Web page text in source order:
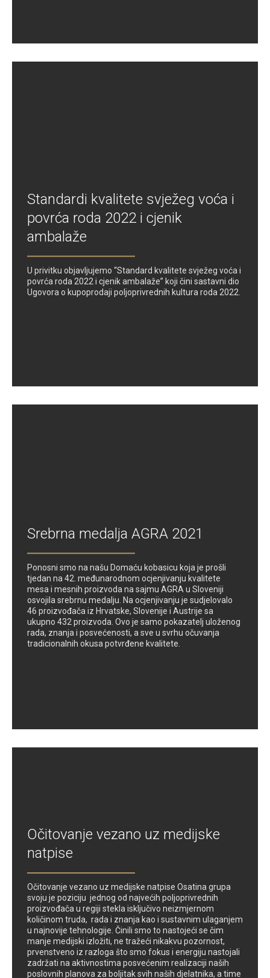
Standardi kvalitete svježeg voća i
povrća roda 2022 i cjenik
ambalaže
U privitku objavljujemo “Standard kvalitete svježeg voća i
povrća roda 2022 i cjenik ambalaže” koji čini sastavni dio
Ugovora o kupoprodaji poljoprivrednih kultura roda 2022.
Srebrna medalja AGRA 2021
Ponosni smo na našu Domaću kobasicu koja je prošli
tjedan na 42. međunarodnom ocjenjivanju kvalitete
mesa i mesnih proizvoda na sajmu AGRA u Sloveniji
osvojila srebrnu medalju. Na ocjenjivanju je sudjelovalo
46 proizvođača iz Hrvatske, Slovenije i Austrije sa
ukupno 432 proizvoda. Ovo je samo pokazatelj uloženog
rada, znanja i posvećenosti, a sve u svrhu očuvanja
tradicionalnih okusa potvrđene kvalitete.
Očitovanje vezano uz medijske
natpise
Očitovanje vezano uz medijske natpise Osatina grupa
svoju je poziciju jednog od najvećih poljoprivrednih
proizvođača u regiji stekla isključivo neizmjernom
količinom truda, rada i znanja kao i sustavnim ulaganjem
u najnovije tehnologije. Činili smo to nastojeći se čim
manje medijski izložiti, ne tražeći nikakvu pozornost,
prvenstveno iz razloga što smo fokus i energiju nastojali
zadržati na aktivnostima posvećenim realizaciji naših
poslovnih planova za boljitak svih naših djelatnika, a time